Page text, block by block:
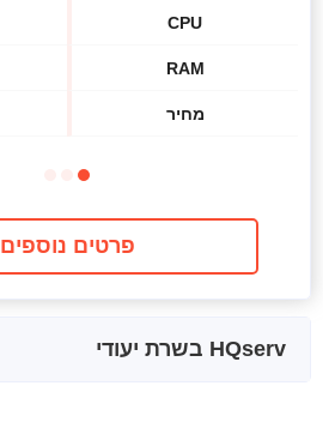
CPU
RAM
מחיר
פרטים נוספים
HQserv בשרת יעודי